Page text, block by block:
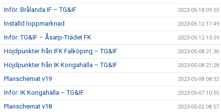
Inför: Brålanda IF – TG&IF 2023-05-18 09:55
Inställd loppmarknad 2023-05-12 17:49
Inför: TG&IF – Åsarp-Trädet FK 2023-05-12 13:59
Höjdpunkter från IFK Falköping – TG&IF 2023-05-08 21:36
Höjdpunkter från IK Kongahälla – TG&IF 2023-05-08 21:28
Planschemat v19 2023-05-08 08:32
Inför: IK Kongahälla – TG&IF 2023-05-07 10:55
Planschemat v18 2023-05-02 08:57